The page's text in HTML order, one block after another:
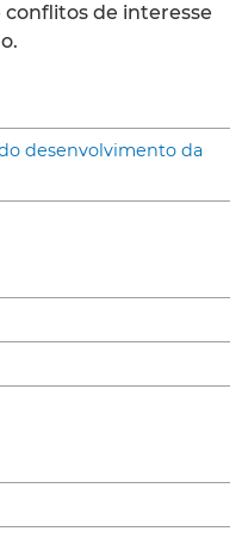
de interesse
desenvolvimento da